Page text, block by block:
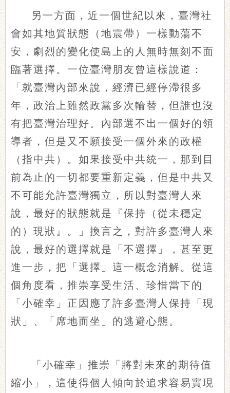
另一方面，近一個世紀以來，臺灣社
會如其地質狀態（地震帶）一樣動蕩不
安，劇烈的變化使島上的人無時無刻不面
臨著選擇。一位臺灣朋友曾這樣說道：
「就臺灣內部來說，經濟已經停滯很多
年，政治上雖然政黨多次輪替，但誰也沒
有把臺灣治理好。內部選不出一個好的領
導者，但是又不願接受一個外來的政權
（指中共）。如果接受中共統一，那到目
前為止的一切都要重新定義，但是中共又
不可能允許臺灣獨立，所以對臺灣人來
說，最好的狀態就是『保持（從未穩定
的）現狀』。」換言之，對許多臺灣人來
說，最好的選擇就是「不選擇」，甚至更
進一步，把「選擇」這一概念消解。從這
個角度看，推崇享受生活、珍惜當下的
「小確幸」正因應了許多臺灣人保持「現
狀」、「席地而坐」的逃避心態。
「小確幸」推崇「將對未來的期待值
縮小」，這使得個人傾向於追求容易實現